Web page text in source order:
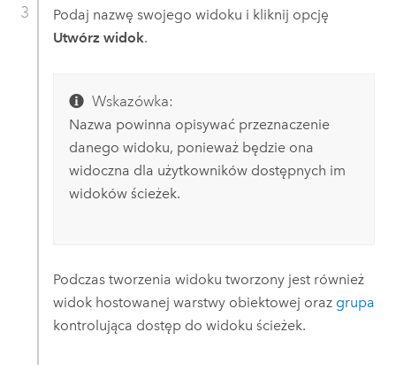
Podaj nazwę swojego widoku i kliknij opcję
Utwórz widok.
Wskazówka:
Nazwa powinna opisywać przeznaczenie
danego widoku, ponieważ będzie ona
widoczna dla użytkowników dostępnych im
widoków ścieżek.
Podczas tworzenia widoku tworzony jest również
widok hostowanej warstwy obiektowej oraz grupa
kontrolująca dostęp do widoku ścieżek.